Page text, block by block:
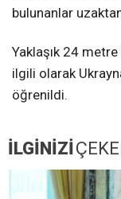
bulunanlar
Yaklaşık 24
ilgili olarak
öğrenildi.
İLGİNİZİ